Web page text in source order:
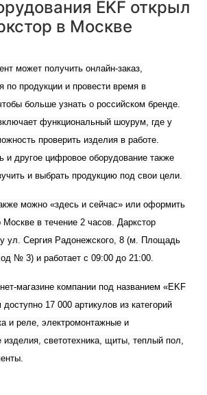
EKF открыл
в Москве
может получить онлайн-заказ,
по продукции и провести время в
больше узнать о российском бренде.
функциональный шоурум, где у
проверить изделия в работе.
и другое цифровое оборудование также
и выбрать продукцию под свои цели.
можно «здесь и сейчас» или оформить
Москве в течение 2 часов. Даркстор
ул. Сергия Радонежского, 8 (м. Площадь
№ 3) и работает с 09:00 до 21:00.
магазине компании под названием «EKF
17 000 артикулов из категорий
и реле, электромонтажные и
изделия, светотехника, щиты, теплый пол,